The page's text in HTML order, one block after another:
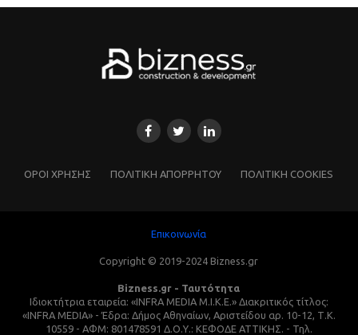
ΌΡΟΙ ΧΡΗΣΗΣ ΠΟΛΙΤΙΚΗ ΑΠΟΡΡΗΤΟΥ ΠΟΛΙΤΙΚΗ COOKIES
Επικοινωνία
Copyright © 2019-2024 Bizness.gr
Bizness.gr - Ταυτότητα
Ιδιοκτήτρια εταιρεία: «INFRA MEDIA M.I.K.E.» Διακριτικός τίτλος:
«INFRA MEDIA» - Έδρα: Δήμος Αθηναίων, Αριστείδου αρ. 10-12, Τ.Κ.
10559 - ΑΦΜ: 801478591 Δ.Ο.Υ.: ΚΕΦΟΔΕ ΑΤΤΙΚΗΣ. - Τηλ.